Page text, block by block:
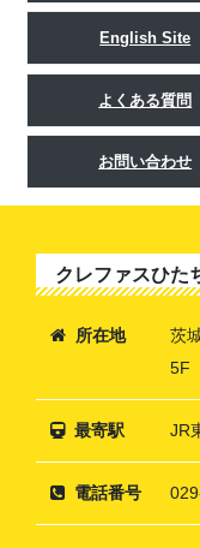
English Site
よくある質問
お問い合わせ
クレファスひた
所在地
茨
5F
最寄駅 JR
電話番号